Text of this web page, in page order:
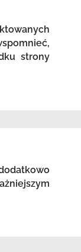
strony